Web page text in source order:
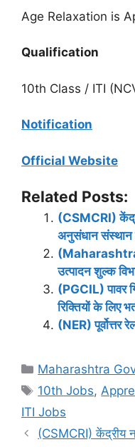
Age Relaxation is
Qualification
10th Class / ITI
Notification
Official Website
Related Posts:
(CSMCRI)
अनुसंधान संस्थान
(Maharashtra
उत्पादन शुल्क
(PGCIL) पावर
रिक्तियों के लिए
(NER) पूर्वोत्तर
Categories
Maharashtra
Tags
10th Jobs,
ITI Jobs
(CSMCRI) केंद्रीय